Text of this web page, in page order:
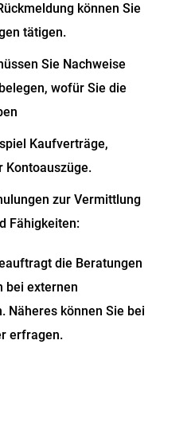
können Sie
tätigen.
Sie Nachweise
wofür Sie die
Kaufverträge,
Kontoauszüge.
zur Vermittlung
Fähigkeiten:
die Beratungen
bei externen
Näheres können Sie bei
erfragen.